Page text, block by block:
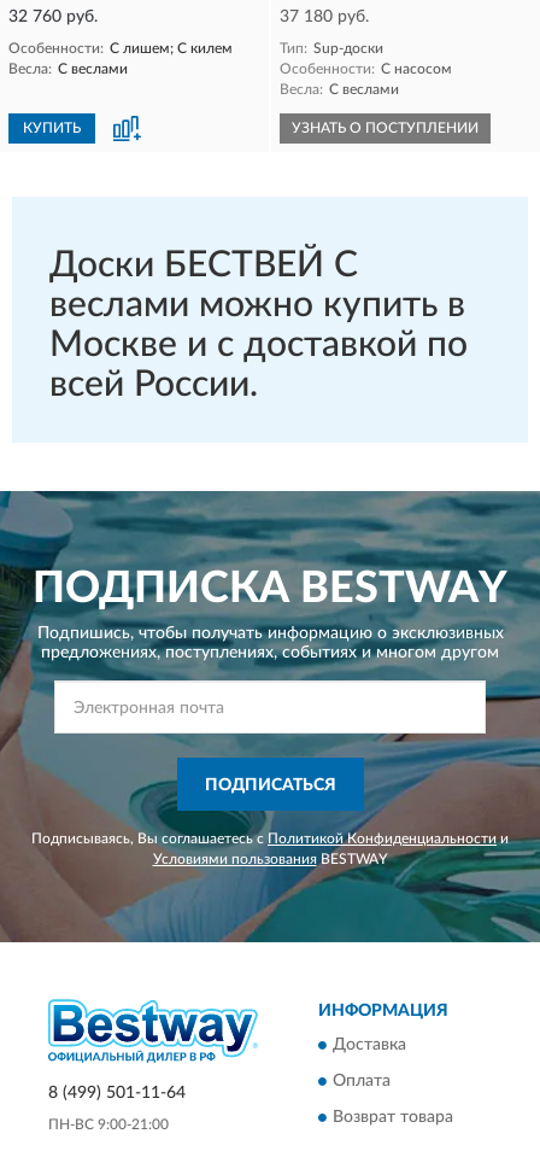
32 760 руб.
Особенности: С лишем; С килем
Весла: С веслами
КУПИТЬ
37 180 руб.
Тип: Sup-доски
Особенности: С насосом
Весла: С веслами
УЗНАТЬ О ПОСТУПЛЕНИИ
Доски БЕСТВЕЙ С
веслами можно купить в
Москве и с доставкой по
всей России.
ПОДПИСКАBESTWAY
Подпишись, чтобы получать информацию о эксклюзивных
предложениях,поступлениях, событиях и многом другом
ПОДПИСАТЬСЯ
Подписываясь, Вы соглашаетесь с Политикой Конфиденциальности и
Условиями пользованияBESTWAY
8 (499) 501-11-64
ПН-ВС 9:00-21:00
ИНФОРМАЦИЯ
Доставка
Оплата
Возврат товара